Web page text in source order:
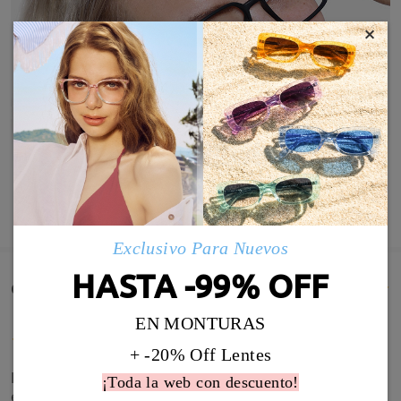
MOSTRAR MÁS
Comentarios de Clientes(443)
Nunca había colocado una mala reseña , pero en
este caso no podía dejarlo pasar , he comprado dos
×
Exclusivo Para Nuevos
HASTA -99% OFF
EN MONTURAS
+ -20% Off Lentes
¡Toda la web con descuento!